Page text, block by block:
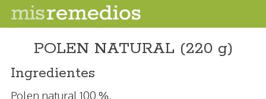
POLEN NATURAL (220 g)
Ingredientes
Polen natural 100 %.